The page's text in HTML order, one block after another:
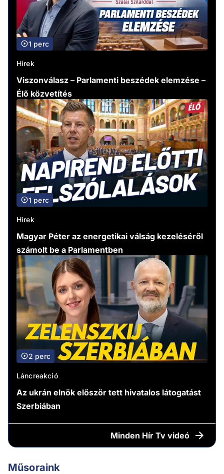
1 perc
Hírek
Viszonválasz – Parlamenti beszédek elemzése –
Élő közvetítés
1 perc
Hírek
Magyar Péter az energetikai válság kezeléséről
számolt be a Parlamentben
2 perc
Láncreakció
Az ukrán elnök először tett hivatalos látogatást
Szerbiában
Minden Hír Tv videó
Műsoraink